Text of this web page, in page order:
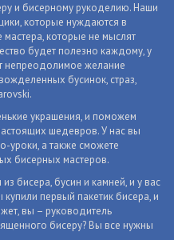
и бисерному рукоделию. Наши
которые нуждаются в
которые не мыслят
будет полезно каждому, у
непреодолимое желание
бусинок, страз,
украшения, и поможем
шедевров. У нас вы
уроки, а также сможете
бисерных мастеров.
бисера, бусин и камней, и у вас
первый пакетик бисера, и
вы – руководитель
бисеру? Вы все нужны